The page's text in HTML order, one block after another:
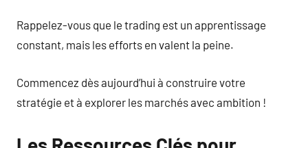
Rappelez-vous que le trading est un apprentissage
constant, mais les efforts en valent la peine.
Commencez dès aujourd’hui à construire votre
stratégie et à explorer les marchés avec ambition !